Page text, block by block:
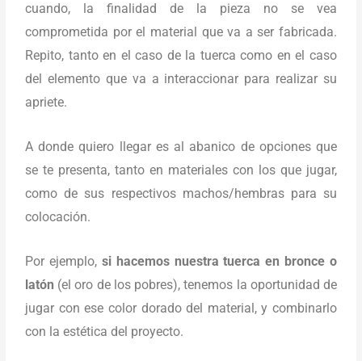
cuando, la finalidad de la pieza no se vea
comprometida por el material que va a ser fabricada.
Repito, tanto en el caso de la tuerca como en el caso
del elemento que va a interaccionar para realizar su
apriete.
A donde quiero llegar es al abanico de opciones que
se te presenta, tanto en materiales con los que jugar,
como de sus respectivos machos/hembras para su
colocación.
Por ejemplo, si hacemos nuestra tuerca en bronce o
latón (el oro de los pobres), tenemos la oportunidad de
jugar con ese color dorado del material, y combinarlo
con la estética del proyecto.